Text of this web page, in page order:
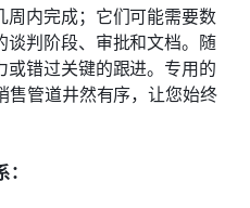
周内完成；它们可能需要数
谈判阶段、审批和文档。随
错过关键的跟进。专用的
售管道井然有序，让您始终